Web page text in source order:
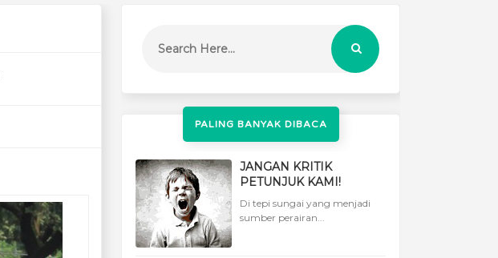
PALING BANYAK DIBACA
JANGAN KRITIK
PETUNJUK KAMI!
Di tepi sungai yang menjadi
sumber perairan...